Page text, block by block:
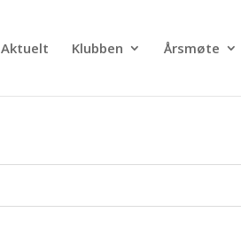
Aktuelt Klubben Årsmøte